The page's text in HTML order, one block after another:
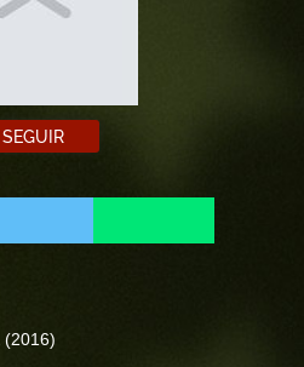
SEGUIR
(2016)